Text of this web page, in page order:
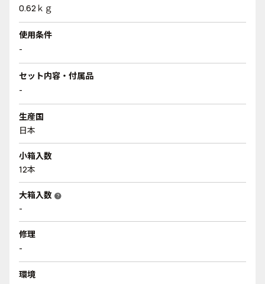
0.62ｋｇ
使用条件
-
セット内容・付属品
-
生産国
日本
小箱入数
12本
大箱入数 help
-
修理
-
環境